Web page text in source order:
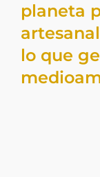
planeta
lo que